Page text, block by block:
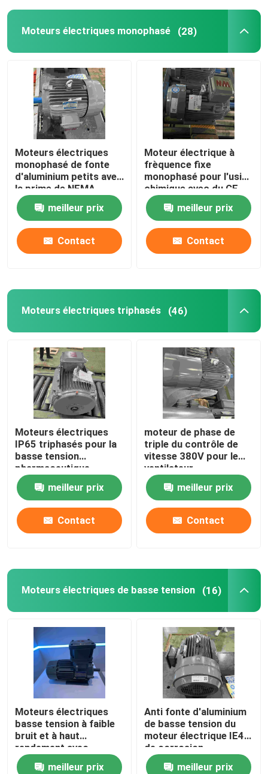
Accueil
A propos de nous
Contacts
Produits
Vidéos
Moteur électrique de rendement élevé
Moteurs électriques monophasé
Moteurs électriques triphasés
Moteurs électriques de basse tension
Moteur à induction moyen de tension
Moteurs à induction à haute tension
Moteurs électriques anti-déflagrants
Moteurs électriques de C.C
Moteurs électriques monophasé (28)
Moteurs électriques
monophasé de fonte
d'aluminium petits avec
la prime de NEMA
meilleur prix
Contact
Moteur électrique à
frèquence fixe
monophasé pour l'usine
chimique avec du CE
meilleur prix
Contact
Moteurs électriques triphasés (46)
Moteurs électriques
IP65 triphasés pour la
basse tension
pharmaceutique
meilleur prix
Contact
moteur de phase de
triple du contrôle de
vitesse 380V pour le
ventilateur
meilleur prix
Contact
Moteurs électriques de basse tension (16)
Moteurs électriques
basse tension à faible
bruit et à haut
rendement avec
certificat CE
meilleur prix
Anti fonte d'aluminium
de basse tension du
moteur électrique IE4
de corrosion
meilleur prix